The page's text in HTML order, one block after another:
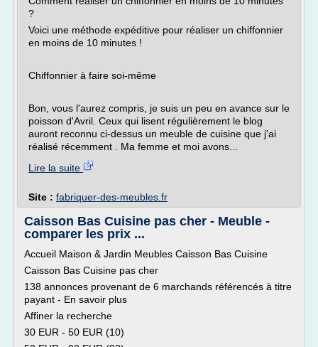
?
Voici une méthode expéditive pour réaliser un chiffonnier
en moins de 10 minutes !
Chiffonnier à faire soi-même
Bon, vous l'aurez compris, je suis un peu en avance sur le
poisson d'Avril. Ceux qui lisent régulièrement le blog
auront reconnu ci-dessus un meuble de cuisine que j'ai
réalisé récemment . Ma femme et moi avons...
Lire la suite
Site : fabriquer-des-meubles.fr
Caisson Bas Cuisine pas cher - Meuble -
comparer les prix ...
Accueil Maison & Jardin Meubles Caisson Bas Cuisine
Caisson Bas Cuisine pas cher
138 annonces provenant de 6 marchands référencés à titre
payant - En savoir plus
Affiner la recherche
30 EUR - 50 EUR (10)